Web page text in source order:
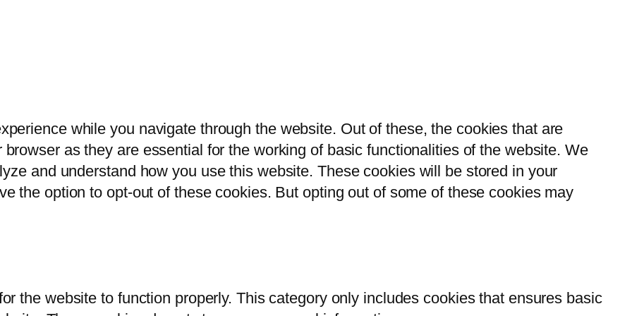
while you navigate through the website. Out of these, the cookies that are
as they are essential for the working of basic functionalities of the website. We
and understand how you use this website. These cookies will be stored in your
the option to opt-out of these cookies. But opting out of some of these cookies may
the website to function properly. This category only includes cookies that ensures basic